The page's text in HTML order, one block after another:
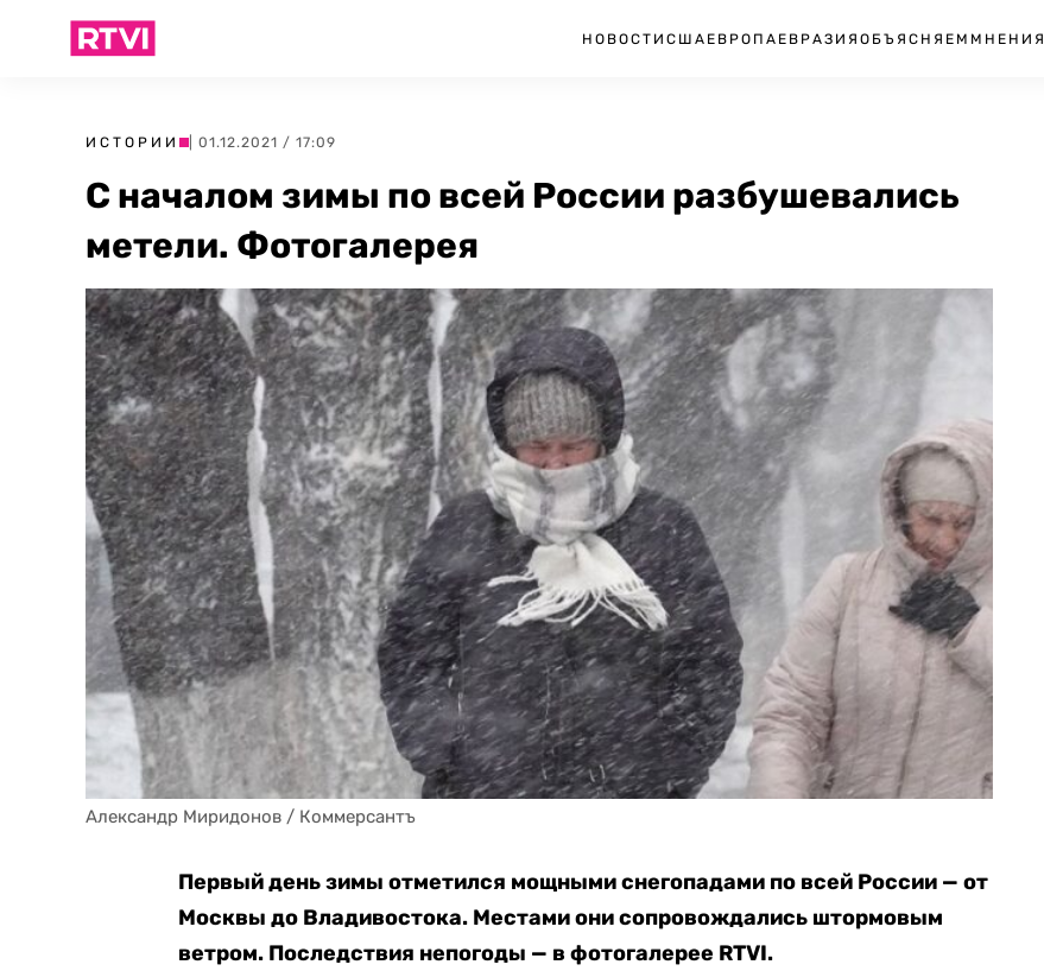
НОВОСТИ США ЕВРОПА ЕВРАЗИЯ ОБЪЯСНЯЕМ МНЕНИЯ
ИСТОРИИ | 01.12.2021 / 17:09
С началом зимы по всей России разбушевались
метели. Фотогалерея
Александр Миридонов / Коммерсантъ
Первый день зимы отметился мощными снегопадами по всей России — от
Москвы до Владивостока. Местами они сопровождались штормовым
ветром. Последствия непогоды — в фотогалерее RTVI.